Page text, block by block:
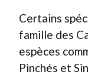
Certains
famille des
espèces
Pinchés et